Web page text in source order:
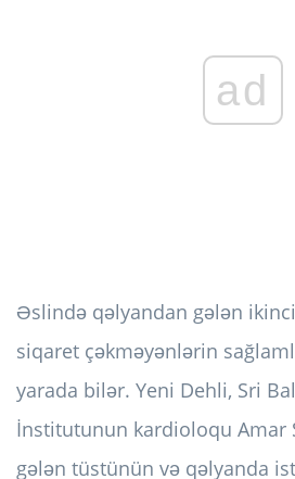
ad
Əslində qəlyandan gələn
siqaret çəkməyənlərin
yarada bilər. Yeni Dehli, Sri
İnstitutunun kardioloqu Amar
gələn tüstünün və qəlyanda